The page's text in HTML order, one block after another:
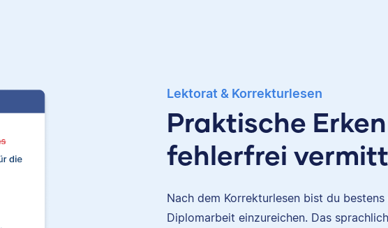
Lektorat & Korrekturlesen
Praktische
fehlerfrei
Nach dem Korrekturlesen bist du
Diplomarbeit einzureichen. Das